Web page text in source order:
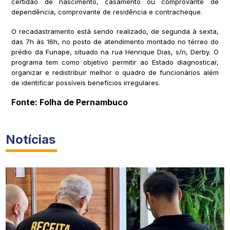
dependência, comprovante de residência e contracheque.
O recadastramento está sendo realizado, de segunda à sexta,
das 7h às 16h, no posto de atendimento montado no térreo do
prédio da Funape, situado na rua Henrique Dias, s/n, Derby. O
programa tem como objetivo permitir ao Estado diagnosticar,
organizar e redistribuir melhor o quadro de funcionários além
de identificar possíveis benefícios irregulares.
Fonte: Folha de Pernambuco
Notícias